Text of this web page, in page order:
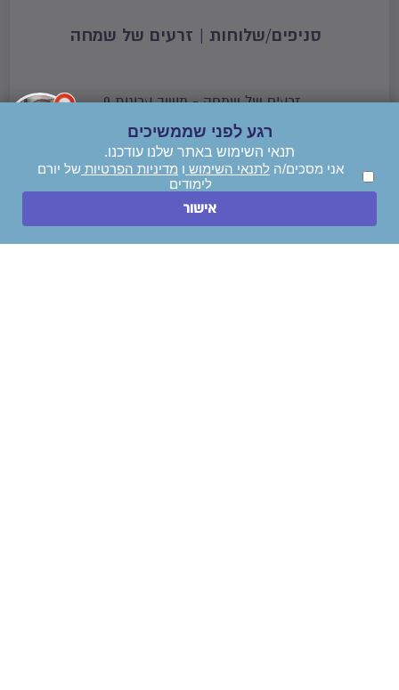
סניפים/שלוחות | זרעים של שמחה
זרעים של שמחה - מושב ערוגות 0,
השאר/י פרטים ויועץ לימודים יחזוראלייך!
רגע לפני שממשיכים
תנאי השימוש באתר שלנו עודכנו.
אני מסכים/ה לתנאי השימוש ו מדיניות הפרטיות של יורם
לימודים
אישור